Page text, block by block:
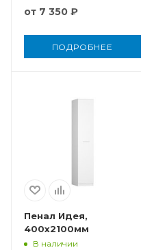
от 7 350 ₽
ПОДРОБНЕЕ
Пенал Идея,
400x2100мм
В наличии